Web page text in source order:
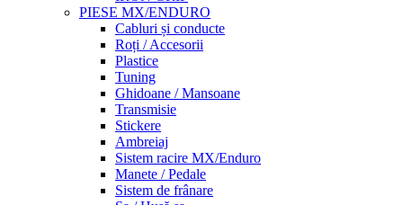
PIESE MX/ENDURO
Cabluri și conducte
Roți / Accesorii
Plastice
Tuning
Ghidoane / Mansoane
Transmisie
Stickere
Ambreiaj
Sistem racire MX/Enduro
Manete / Pedale
Sistem de frânare